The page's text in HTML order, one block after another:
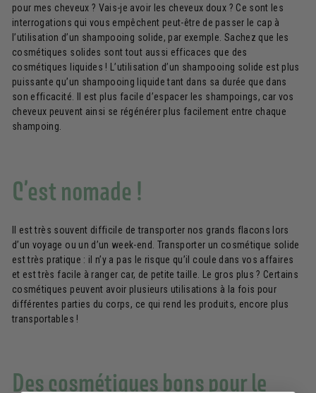
pour mes cheveux ? Vais-je avoir les cheveux doux ? Ce sont les
interrogations qui vous empêchent peut-être de passer le cap à
l’utilisation d’un shampooing solide, par exemple. Sachez que les
cosmétiques solides sont tout aussi efficaces que des
cosmétiques liquides ! L’utilisation d’un shampooing solide est plus
puissante qu’un shampooing liquide tant dans sa durée que dans
son efficacité. Il est plus facile d’espacer les shampoings, car vos
cheveux peuvent ainsi se régénérer plus facilement entre chaque
shampoing.
C’est nomade !
Il est très souvent difficile de transporter nos grands flacons lors
d’un voyage ou un d’un week-end. Transporter un cosmétique solide
est très pratique : il n’y a pas le risque qu’il coule dans vos affaires
et est très facile à ranger car, de petite taille. Le gros plus ? Certains
cosmétiques peuvent avoir plusieurs utilisations à la fois pour
différentes parties du corps, ce qui rend les produits, encore plus
transportables !
Des cosmétiques bons pour le